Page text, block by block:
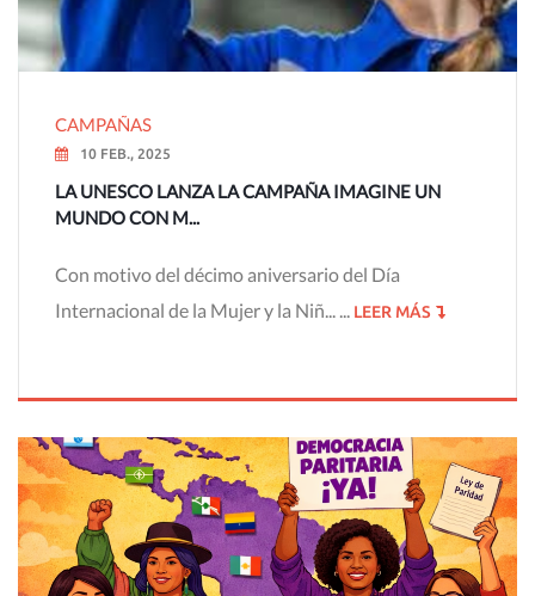
CAMPAÑAS
10 FEB., 2025
LA UNESCO LANZA LA CAMPAÑA IMAGINE UN
MUNDO CON M...
Con motivo del décimo aniversario del Día
Internacional de la Mujer y la Niñ... ... LEER MÁS